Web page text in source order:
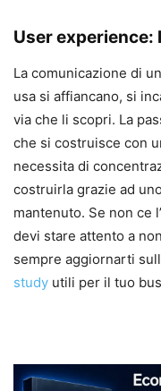
User experience:
La comunicazione di
usa si affiancano, si
via che li scopri. La
che si costruisce con
necessita di
costruirla grazie ad
mantenuto. Se non ce
devi stare attento a
sempre aggiornarti
study utili per il tuo